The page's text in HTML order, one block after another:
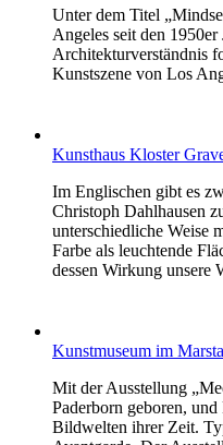
Unter dem Titel
Angeles seit den
Architekturverständnis
Kunstszene von Los
Kunsthaus Kloster
Im Englischen gibt es
Christoph Dahlhausen
unterschiedliche Weise
Farbe als leuchtende
dessen Wirkung unsere
Kunstmuseum im
Mit der Ausstellung
Paderborn geboren,
Bildwelten ihrer Zeit.